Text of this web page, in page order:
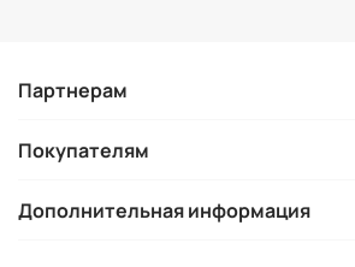
Партнерам
Покупателям
Дополнительная информация